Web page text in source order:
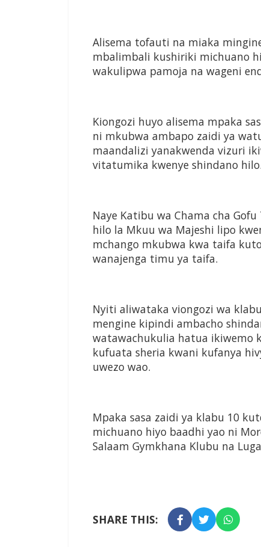
Alisema tofauti na miaka
mbalimbali kushiriki michuano
wakulipwa pamoja na wageni
Kiongozi huyo alisema mpaka
ni mkubwa ambapo zaidi ya
maandalizi yanakwenda vizuri
vitatumika kwenye shindano hilo.
Naye Katibu wa Chama cha
hilo la Mkuu wa Majeshi lipo
mchango mkubwa kwa taifa
wanajenga timu ya taifa.
Nyiti aliwataka viongozi wa
mengine kipindi ambacho
watawachukulia hatua ikiwemo
kufuata sheria kwani kufanya
uwezo wao.
Mpaka sasa zaidi ya klabu 10
michuano hiyo baadhi yao ni
Salaam Gymkhana Klubu na
SHARE THIS: